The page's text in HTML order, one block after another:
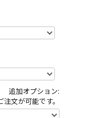
がありますが、これ
追加オプション:
文が可能です。